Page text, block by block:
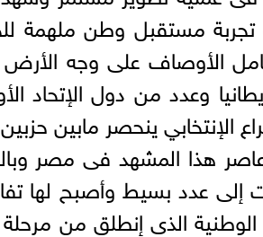
مستقبل وطن ملهمة
الأوصاف على وجه
وعدد من دول الإتحاد
الإنتخابي ينحصر مابين حزبين
هذا المشهد فى مصر
إلى عدد بسيط وأصبح لها
الذى إنطلق من